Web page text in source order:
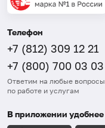
Телефон
+7 (812) 309 12 21
+7 (800) 700 03 03
Ответим на любые вопросы
по работе и услугам
В приложении удобнее